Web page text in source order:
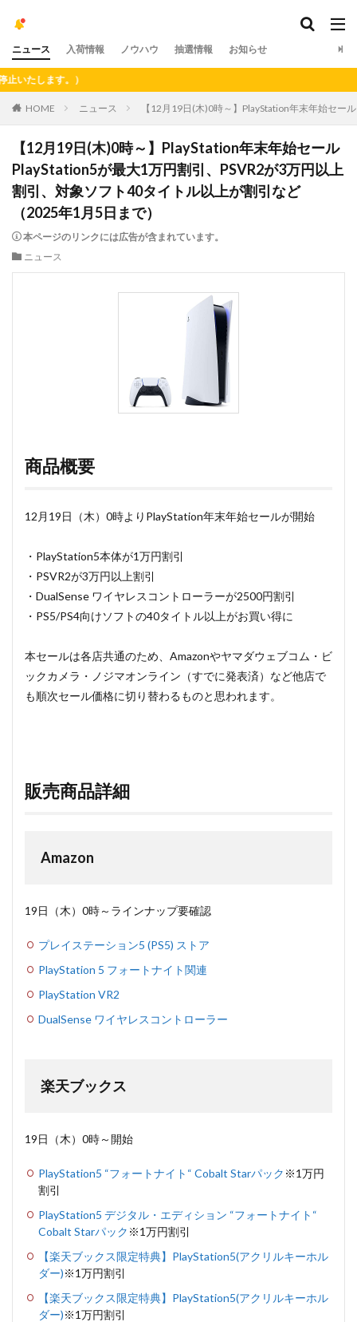
ニュース 入荷情報 ノウハウ 抽選情報 お知らせ
す。）
HOME ニュース 【12月19日(木)0時～】PlayStation年末年始セー
【12月19日(木)0時～】PlayStation年末年始セール
PlayStation5が最大1万円割引、PSVR2が3万円以上
割引、対象ソフト40タイトル以上が割引など
（2025年1月5日まで）
本ページのリンクには広告が含まれています。
ニュース
商品概要
12月19日（木）0時よりPlayStation年末年始セールが開始
・PlayStation5本体が1万円割引
・PSVR2が3万円以上割引
・DualSense ワイヤレスコントローラーが2500円割引
・PS5/PS4向けソフトの40タイトル以上がお買い得に
本セールは各店共通のため、Amazonやヤマダウェブコム・ビ
ックカメラ・ノジマオンライン（すでに発表済）など他店で
も順次セール価格に切り替わるものと思われます。
販売商品詳細
Amazon
19日（木）0時～ラインナップ要確認
プレイステーション5 (PS5) ストア
PlayStation 5 フォートナイト関連
PlayStation VR2
DualSense ワイヤレスコントローラー
楽天ブックス
19日（木）0時～開始
PlayStation5 “フォートナイト“ Cobalt Starパック ※1万円
割引
PlayStation5 デジタル・エディション “フォートナイト“
Cobalt Starパック ※1万円割引
【楽天ブックス限定特典】PlayStation5(アクリルキーホル
ダー)※1万円割引
【楽天ブックス限定特典】PlayStation5(アクリルキーホル
ダー)※1万円割引